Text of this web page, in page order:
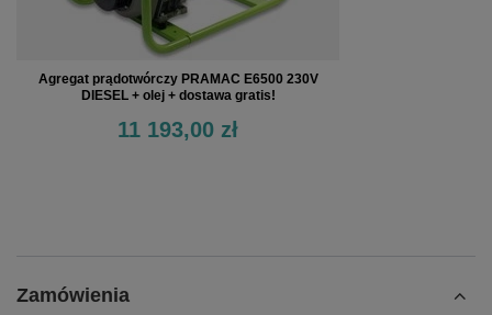
Agregat prądotwórczy PRAMAC E6500 230V
DIESEL + olej + dostawa gratis!
11 193,00 zł
Zamówienia